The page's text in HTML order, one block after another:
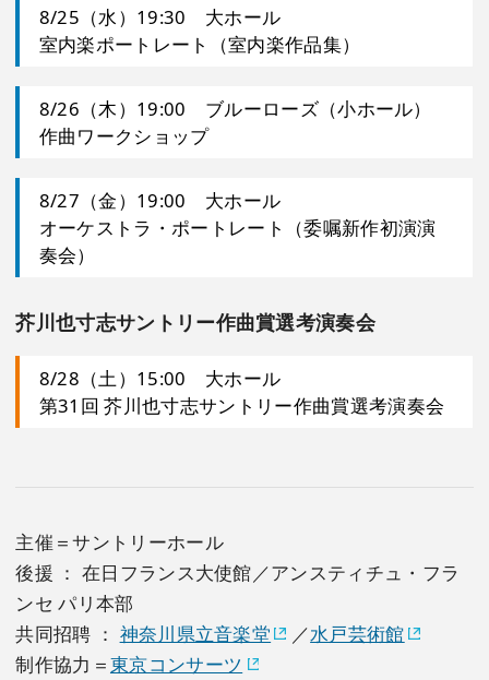
8/25（水）19:30 大ホール
室内楽ポートレート（室内楽作品集）
8/26（木）19:00 ブルーローズ（小ホール）
作曲ワークショップ
8/27（金）19:00 大ホール
オーケストラ・ポートレート（委嘱新作初演演
奏会）
芥川也寸志サントリー作曲賞選考演奏会
8/28（土）15:00 大ホール
第31回 芥川也寸志サントリー作曲賞選考演奏会
主催＝サントリーホール
後援 ： 在日フランス大使館／アンスティチュ・フラ
ンセ パリ本部
共同招聘 ： 神奈川県立音楽堂 ／水戸芸術館
制作協力＝東京コンサーツ